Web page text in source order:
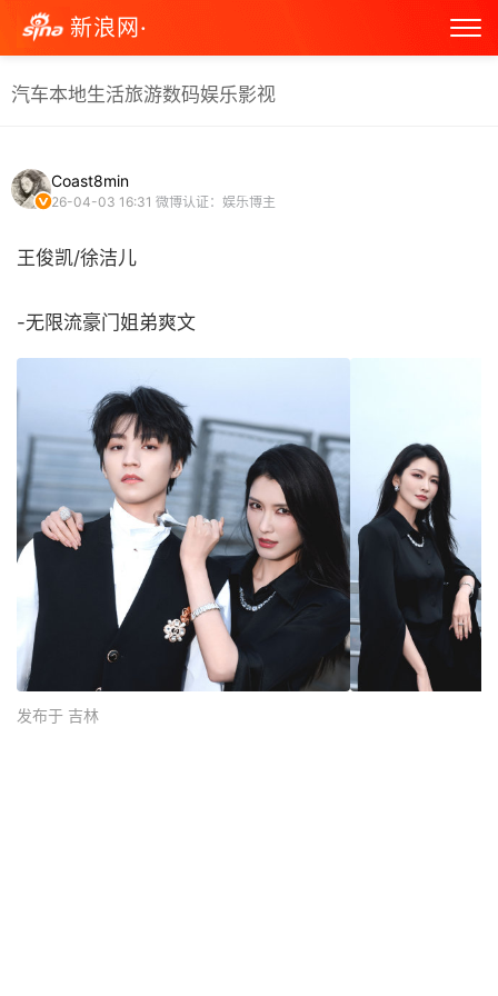
新浪网·
汽车本地生活旅游数码娱乐影视
Coast8min
26-04-03 16:31 微博认证：娱乐博主
王俊凯/徐洁儿
-无限流豪门姐弟爽文 ​
发布于 吉林